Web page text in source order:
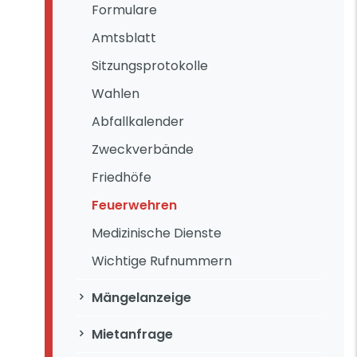
Formulare
Amtsblatt
Sitzungsprotokolle
Wahlen
Abfallkalender
Zweckverbände
Friedhöfe
Feuerwehren
Medizinische Dienste
Wichtige Rufnummern
Mängelanzeige
Mietanfrage